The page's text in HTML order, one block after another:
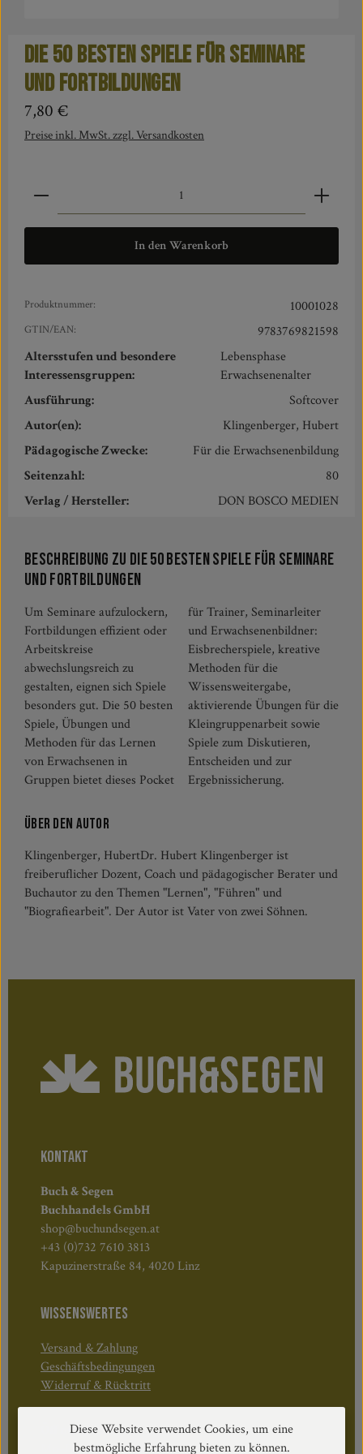
Die 50 besten Spiele für Seminare
und Fortbildungen
Regulärer Preis:
7,80 €
Preise inkl. MwSt. zzgl. Versandkosten
Produkt Anzahl: Gib den gewünschten Wert ein oder
In den Warenkorb
Produktnummer: 10001028
GTIN/EAN:
9783769821598
Altersstufen und besondere
Interessensgruppen:
Lebensphase
Erwachsenenalter
Ausführung:
Softcover
Autor(en):
Klingenberger, Hubert
Pädagogische Zwecke:
Für die Erwachsenenbildung
Seitenzahl:
80
Verlag / Hersteller:
DON BOSCO MEDIEN
Beschreibung zu Die 50 besten Spiele für Seminare
und Fortbildungen
Um Seminare aufzulockern,
Fortbildungen effizient oder
Arbeitskreise
abwechslungsreich zu
gestalten, eignen sich Spiele
besonders gut. Die 50 besten
Spiele, Übungen und
Methoden für das Lernen
von Erwachsenen in
Gruppen bietet dieses Pocket
für Trainer, Seminarleiter
und Erwachsenenbildner:
Eisbrecherspiele, kreative
Methoden für die
Wissensweitergabe,
aktivierende Übungen für die
Kleingruppenarbeit sowie
Spiele zum Diskutieren,
Entscheiden und zur
Ergebnissicherung.
Über den Autor
Klingenberger, HubertDr. Hubert Klingenberger ist
freiberuflicher Dozent, Coach und pädagogischer Berater und
Buchautor zu den Themen "Lernen", "Führen" und
"Biografiearbeit". Der Autor ist Vater von zwei Söhnen.
KONTAKT
Buch & Segen
Buchhandels GmbH
shop@buchundsegen.at
+43 (0)732 7610 3813
Kapuzinerstraße 84, 4020 Linz
WISSENSWERTES
Versand & Zahlung
Geschäftsbedingungen
Widerruf & Rücktritt
Öffnungszeiten:
Mo–Do: 08:30–17:00 Uhr
Diese Website verwendet Cookies, um eine
bestmögliche Erfahrung bieten zu können.